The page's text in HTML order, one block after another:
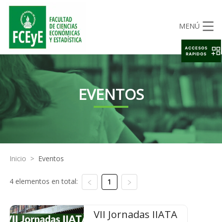
MENÚ
EVENTOS
Inicio > Eventos
4 elementos en total: 1
VII Jornadas IIATA
ACCESOS
RAPIDOS